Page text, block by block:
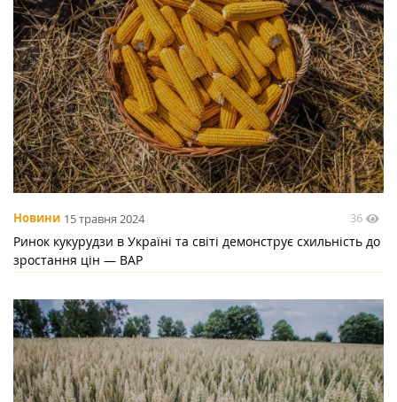
Новини 15 травня 2024 36
Ринок кукурудзи в Україні та світі демонструє схильність до
зростання цін — ВАР